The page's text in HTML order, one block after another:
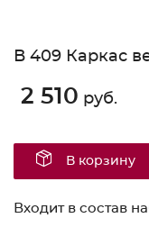
В 409 Каркас
2 510 руб.
В корзину
Входит в состав